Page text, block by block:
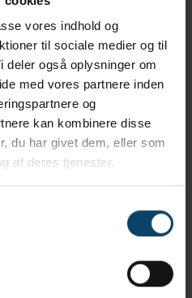
vores indhold og
til sociale medier og til
også oplysninger om
med vores partnere inden
og
kan kombinere disse
du har givet dem, eller som
af deres tjenester.
Rectangulær
Polypropylene
Ikke-steril
Nej
Sealed Polyester